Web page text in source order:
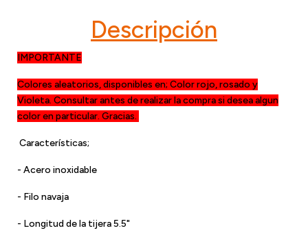
Descripción
IMPORTANTE
Colores aleatorios, disponibles en; Color rojo, rosado y
Violeta. Consultar antes de realizar la compra si desea algun
color en particular. Gracias.
Características;
- Acero inoxidable
- Filo navaja
- Longitud de la tijera 5.5"